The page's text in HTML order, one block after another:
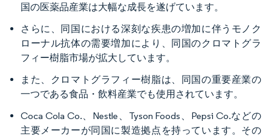
国の医薬品産業は大幅な成長を遂げています。
さらに、同国における深刻な疾患の増加に伴うモノク
ローナル抗体の需要増加により、同国のクロマトグラ
フィー樹脂市場が拡大しています。
また、クロマトグラフィー樹脂は、同国の重要産業の
一つである食品・飲料産業でも使用されています。
Coca Cola Co.、Nestle、Tyson Foods、Pepsi Co.などの
主要メーカーが同国に製造拠点を持っています。その